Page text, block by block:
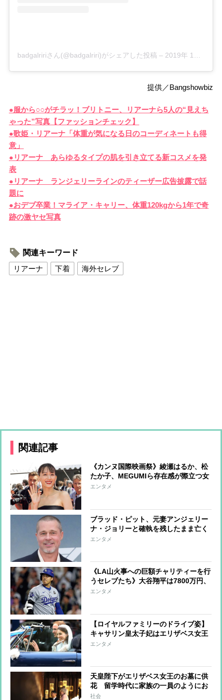
badgalririさん(@badgalriri)がシェアした投稿 – 2019年 1月月3日午後4時41分PST
提供／Bangshowbiz
●服から○○がチラッ！ブリトニー、リアーナら5人の“見えち
ゃった”写真【ファッションチェック】
●歌姫・リアーナ「体重が気になる日のコーディネートも得
意」
●リアーナ あらゆるタイプの肌を引き立てる新コスメを発
表
●リアーナ ランジェリーラインのティーザー広告披露で話
題に
●おデブ卒業！マライア・キャリー、体重120kgから1年で奇
跡の激ヤセ写真
関連キーワード
リアーナ
下着 海外セレブ
関連記事
《カンヌ国際映画祭》綾瀬はるか、松
たか子、MEGUMIら存在感が際立つ女
優たちのファッションをチェック
エンタメ
ブラッド・ピット、元妻アンジェリー
ナ・ジョリーと確執を残したまま亡く
なった母への思い「母には悪意など微
エンタメ
《LA山火事への巨額チャリティーを行
うセレブたち》大谷翔平は7800万円、
ビヨンセは3億9000万円寄付、レディ
エンタメ
【ロイヤルファミリーのドライブ姿】
キャサリン皇太子妃はエリザベス女王
とも縁のあるレンジローバーを運転、
エンタメ
天皇陛下がエリザベス女王のお墓に供
花 留学時代に家族の一員のようにお
茶会やバーベキュー、英王室と天皇家
社会